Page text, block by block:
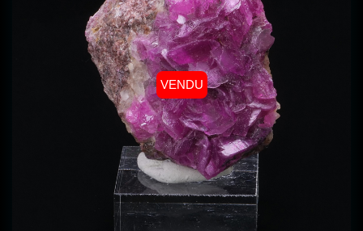
VENDU